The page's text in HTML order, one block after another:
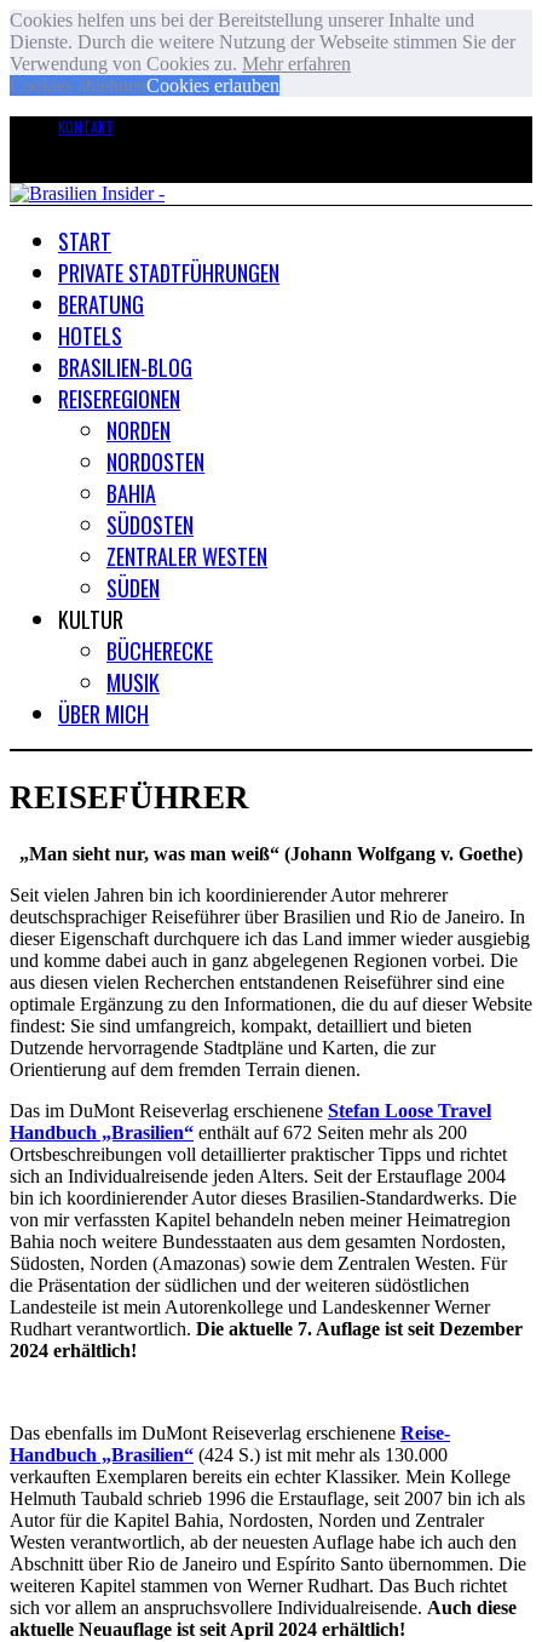
Cookies helfen uns bei der Bereitstellung unserer Inhalte und
Dienste. Durch die weitere Nutzung der Webseite stimmen Sie der
Verwendung von Cookies zu. Mehr erfahren
Cookies ablehnenCookies erlauben
KONTAKT
START
PRIVATE STADTFÜHRUNGEN
BERATUNG
HOTELS
BRASILIEN-BLOG
REISEREGIONEN
NORDEN
NORDOSTEN
BAHIA
SÜDOSTEN
ZENTRALER WESTEN
SÜDEN
KULTUR
BÜCHERECKE
MUSIK
ÜBER MICH
REISEFÜHRER
„Man sieht nur, was man weiß“ (Johann Wolfgang v. Goethe)
Seit vielen Jahren bin ich koordinierender Autor mehrerer
deutschsprachiger Reiseführer über Brasilien und Rio de Janeiro. In
dieser Eigenschaft durchquere ich das Land immer wieder ausgiebig
und komme dabei auch in ganz abgelegenen Regionen vorbei. Die
aus diesen vielen Recherchen entstandenen Reiseführer sind eine
optimale Ergänzung zu den Informationen, die du auf dieser Website
findest: Sie sind umfangreich, kompakt, detailliert und bieten
Dutzende hervorragende Stadtpläne und Karten, die zur
Orientierung auf dem fremden Terrain dienen.
Das im DuMont Reiseverlag erschienene Stefan Loose Travel
Handbuch „Brasilien“ enthält auf 672 Seiten mehr als 200
Ortsbeschreibungen voll detaillierter praktischer Tipps und richtet
sich an Individualreisende jeden Alters. Seit der Erstauflage 2004
bin ich koordinierender Autor dieses Brasilien-Standardwerks. Die
von mir verfassten Kapitel behandeln neben meiner Heimatregion
Bahia noch weitere Bundesstaaten aus dem gesamten Nordosten,
Südosten, Norden (Amazonas) sowie dem Zentralen Westen. Für
die Präsentation der südlichen und der weiteren südöstlichen
Landesteile ist mein Autorenkollege und Landeskenner Werner
Rudhart verantwortlich. Die aktuelle 7. Auflage ist seit Dezember
2024 erhältlich!
Das ebenfalls im DuMont Reiseverlag erschienene Reise-
Handbuch „Brasilien“ (424 S.) ist mit mehr als 130.000
verkauften Exemplaren bereits ein echter Klassiker. Mein Kollege
Helmuth Taubald schrieb 1996 die Erstauflage, seit 2007 bin ich als
Autor für die Kapitel Bahia, Nordosten, Norden und Zentraler
Westen verantwortlich, ab der neuesten Auflage habe ich auch den
Abschnitt über Rio de Janeiro und Espírito Santo übernommen. Die
weiteren Kapitel stammen von Werner Rudhart. Das Buch richtet
sich vor allem an anspruchsvollere Individualreisende. Auch diese
aktuelle Neuauflage ist seit April 2024 erhältlich!